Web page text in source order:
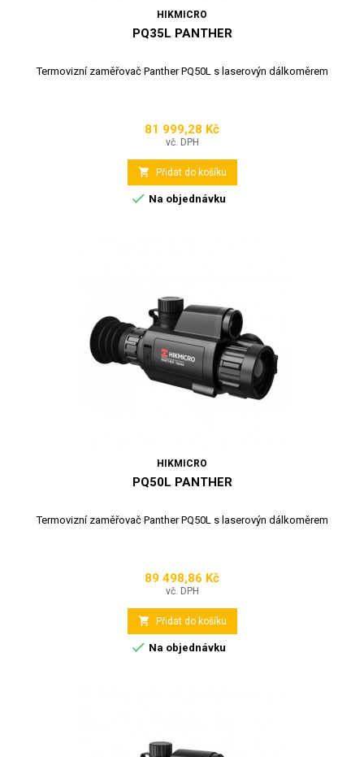
HIKMICRO
PQ35L PANTHER
Termovizní zaměřovač Panther PQ50L s laserovýn dálkoměrem
Cena
81 999,28 Kč
vč. DPH
 Přidat do košíku
 Na objednávku
HIKMICRO
PQ50L PANTHER
Termovizní zaměřovač Panther PQ50L s laserovýn dálkoměrem
Cena
89 498,86 Kč
vč. DPH
 Přidat do košíku
 Na objednávku